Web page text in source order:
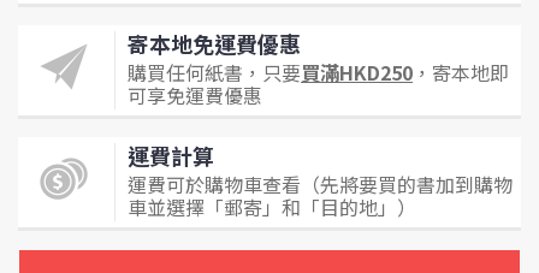
寄本地免運費優惠
購買任何紙書，只要買滿HKD250 ，寄本地即
可享免運費優惠
運費計算
運費可於購物車查看（先將要買的書加到購物
車並選擇「郵寄」和「目的地」）